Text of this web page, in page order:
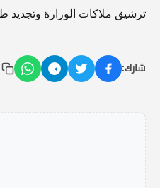
ترشيق ملاكات الوزارة وتجديد
شارك: